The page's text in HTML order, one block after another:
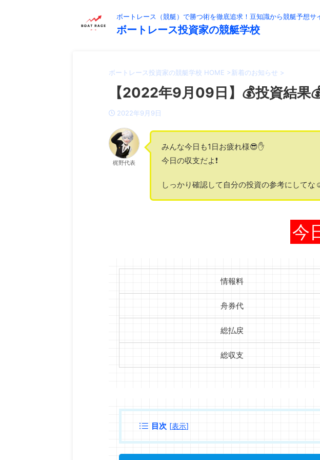
ボートレース（競艇）で勝つ術を徹底追求！豆知識から競艇予想
ボートレース投資家の競艇学校
ボートレース投資家の競艇学校 HOME >新着のお知らせ >
【2022年9月09日】💰投資結果
2022年9月9日
梶野代表
みんな今日も1日お疲れ様😎✋
今日の収支だよ❗️
しっかり確認して自分の投資の参考にしてな
今
情報料
舟券代
総払戻
総収支
目次 [表示]